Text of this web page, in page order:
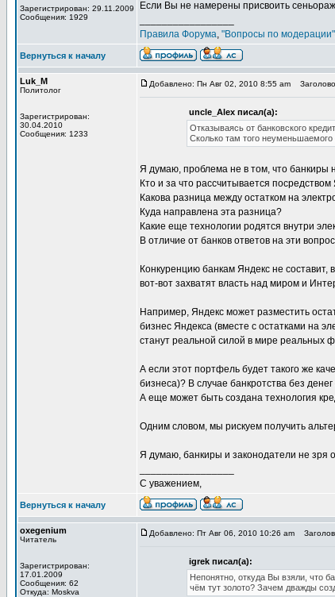
Зарегистрирован: 29.11.2009
Сообщения: 1929
Если Вы не намерены присвоить
Правила Форума, "Вопросы по модерации"
Вернуться к началу
Luk_M
Политолог
Зарегистрирован:
30.04.2010
Сообщения: 1233
Добавлено: Пн Авг 02, 2010 8:55 am
uncle_Alex писал(а):
Отказываясь от банковского
Сколько там того неуменьшаемого
Я думаю, проблема не в том, что банкиры
Кто и за что рассчитывается посредством
Какова разница между остатком на
Куда направлена эта разница?
Какие еще технологии родятся внутри
В отличие от банков ответов на эти
Конкуренцию банкам Яндекс не
вот-вот захватят власть над миром и
Например, Яндекс может разместить
бизнес Яндекса (вместе с остатками на
станут реальной силой в мире реальных
А если этот портфель будет такого же
бизнеса)? В случае банкротства без
А еще может быть создана технология
Одним словом, мы рискуем получить
Я думаю, банкиры и законодатели не зря
С уважением,
Вернуться к началу
oxegenium
Читатель
Зарегистрирован:
17.01.2009
Сообщения: 62
Откуда: Moskva
Добавлено: Пт Авг 06, 2010 10:26 am
igrek писал(а):
Непонятно, откуда Вы взяли, что
чём тут золото? Зачем дважды